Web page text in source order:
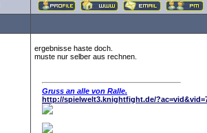
ergebnisse haste doch.
muste nur selber aus rechnen.
Gruss an alle von Ralle.
http://spielwelt3.knightfight.de/